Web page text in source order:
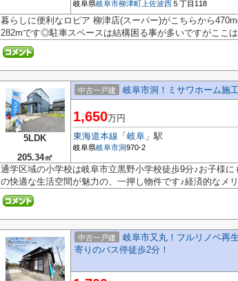
岐阜県岐阜市柳津町上佐波西 ５丁目118
暮らしに便利なロピア 柳津店(スーパー)がこちらから
282mです◎駐車スペースは結構困る事が多いですがここ
5LDK
205.34㎡
中古一戸建 岐阜市洞！ミサワホーム施
1,650万円
東海道本線 「 岐阜 」駅
岐阜県岐阜市洞970-2
通学区域の小学校は岐阜市立黒野小学校徒歩9分♪お子様
の快適な生活空間が魅力の、一押し物件です♪経済的なメ
中古一戸建
岐阜市又丸！フルリノベ再
寄りのバス停徒歩2分！